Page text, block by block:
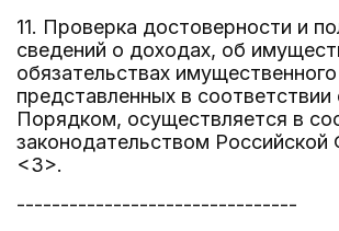
11. Проверка достоверности и
сведений о доходах, об
обязательствах
представленных в
Порядком, осуществляется в
законодательством Российской
<3>.
--------------------------------